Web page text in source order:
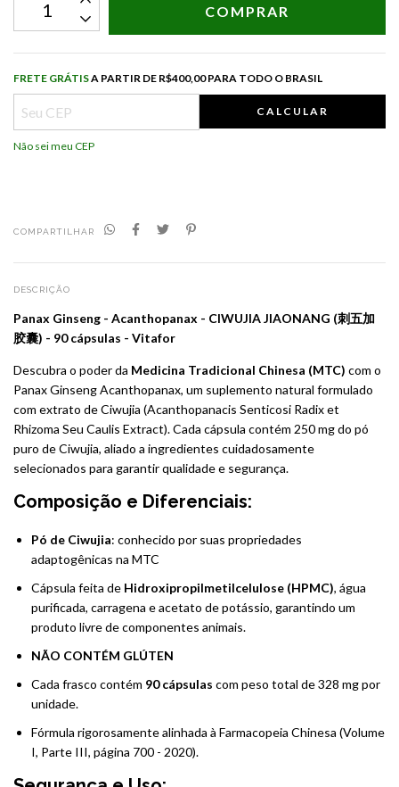
Frete grátis R$400,00 para todo o Brasil
FRETE GRÁTISA PARTIR DE R$400,00 PARA TODO O BRASIL
CALCULAR
Não sei meu CEP
COMPARTILHAR
DESCRIÇÃO
Panax Ginseng - Acanthopanax - CIWUJIA JIAONANG (刺五加
胶囊) - 90 cápsulas - Vitafor
Descubra o poder da Medicina Tradicional Chinesa (MTC) com o
Panax Ginseng Acanthopanax, um suplemento natural formulado
com extrato de Ciwujia (Acanthopanacis Senticosi Radix et
Rhizoma Seu Caulis Extract). Cada cápsula contém 250 mg do pó
puro de Ciwujia, aliado a ingredientes cuidadosamente
selecionados para garantir qualidade e segurança.
Composição e Diferenciais:
Pó de Ciwujia: conhecido por suas propriedades
adaptogênicas na MTC
Cápsula feita de Hidroxipropilmetilcelulose (HPMC), água
purificada, carragena e acetato de potássio, garantindo um
produto livre de componentes animais.
NÃO CONTÉM GLÚTEN
Cada frasco contém 90 cápsulas com peso total de 328 mg por
unidade.
Fórmula rigorosamente alinhada à Farmacopeia Chinesa (Volume
I, Parte III, página 700 - 2020).